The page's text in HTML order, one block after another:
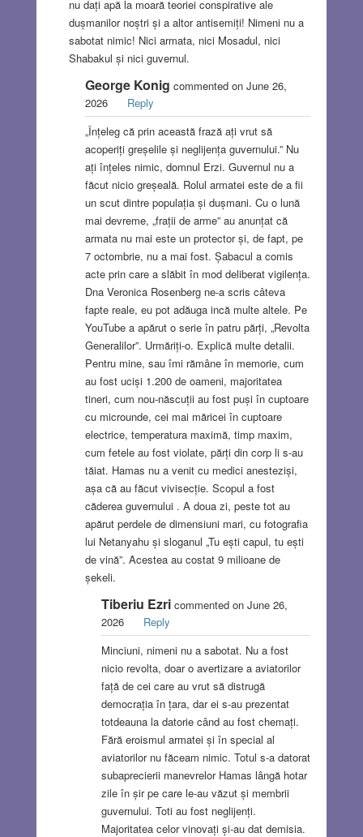
nu dați apă la moară teoriei conspirative ale
dușmanilor noștri și a altor antisemiți! Nimeni nu a
sabotat nimic! Nici armata, nici Mosadul, nici
Shabakul și nici guvernul.
George Konig commented on June 26,
2026
Reply
„Înțeleg că prin această frază ați vrut să
acoperiți greșelile și neglijența guvernului.” Nu
ați înțeles nimic, domnul Erzi. Guvernul nu a
făcut nicio greșeală. Rolul armatei este de a fii
un scut dintre populația și dușmani. Cu o lună
mai devreme, „frații de arme” au anunțat că
armata nu mai este un protector și, de fapt, pe
7 octombrie, nu a mai fost. Șabacul a comis
acte prin care a slăbit în mod deliberat vigilența.
Dna Veronica Rosenberg ne-a scris câteva
fapte reale, eu pot adăuga incă multe altele. Pe
YouTube a apărut o serie în patru părți, „Revolta
Generalilor”. Urmăriți-o. Explică multe detalii.
Pentru mine, sau îmi rămâne în memorie, cum
au fost uciși 1.200 de oameni, majoritatea
tineri, cum nou-născuții au fost puși în cuptoare
cu microunde, cei mai măricei în cuptoare
electrice, temperatura maximă, timp maxim,
cum fetele au fost violate, părți din corp li s-au
tăiat. Hamas nu a venit cu medici anesteziși,
așa că au făcut vivisecție. Scopul a fost
căderea guvernului . A doua zi, peste tot au
apărut perdele de dimensiuni mari, cu fotografia
lui Netanyahu și sloganul „Tu ești capul, tu ești
de vină”. Acestea au costat 9 milioane de
șekeli.
Tiberiu Ezricommented on June 26,
2026
Reply
Minciuni, nimeni nu a sabotat. Nu a fost
nicio revolta, doar o avertizare a aviatorilor
față de cei care au vrut să distrugă
democrația în țara, dar ei s-au prezentat
totdeauna la datorie când au fost chemați.
Fără eroismul armatei și în special al
aviatorilor nu făceam nimic. Totul s-a datorat
subaprecierii manevrelor Hamas lângă hotar
zile în șir pe care le-au văzut și membrii
guvernului. Toti au fost neglijenți.
Majoritatea celor vinovați și-au dat demisia.